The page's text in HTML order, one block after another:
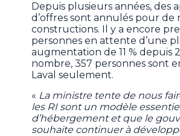
Depuis plusieurs années, des
d’offres sont annulés pour de
constructions. Il y a encore
personnes en attente d’une
augmentation de 11 % depuis
nombre, 357 personnes sont
Laval seulement.
« La ministre tente de nous
les RI sont un modèle
d’hébergement et que le
souhaite continuer à